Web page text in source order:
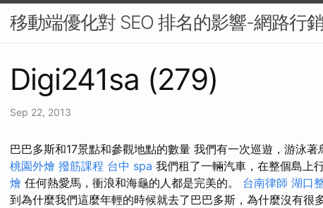
移動端優化對 SEO 排名的影響-網路行
Digi241sa (279)
Sep 22, 2013
巴巴多斯和17景點和參觀地點的數量 我們有一次巡遊，游泳著
桃園外燴 撥筋課程 台中 spa 我們租了一輛汽車，在整個島上
燴 任何熱愛馬，衝浪和海龜的人都是完美的。 台南律師 湖口
到為什麼我們這麼年輕的時候就去了巴巴多斯，為什麼沒有很